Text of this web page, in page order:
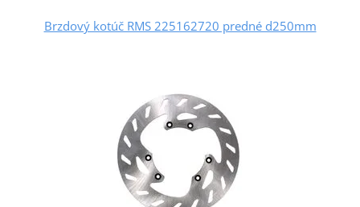
Brzdový kotúč RMS 225162720 predné d250mm